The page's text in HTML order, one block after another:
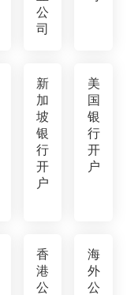
公
司
新
加
坡
银
行
开
户
美
国
银
行
开
户
香
港
公
海
外
公